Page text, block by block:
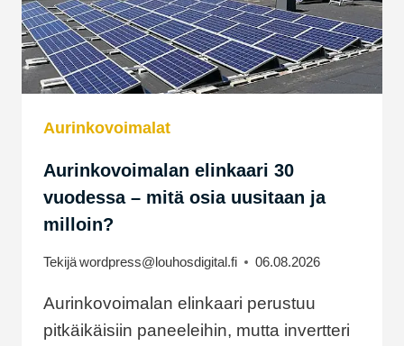
Aurinkovoimalat
Aurinkovoimalan elinkaari 30
vuodessa – mitä osia uusitaan ja
milloin?
Tekijäwordpress@louhosdigital.fi 06.08.2026
Aurinkovoimalan elinkaari perustuu
pitkäikäisiin paneeleihin, mutta invertteri